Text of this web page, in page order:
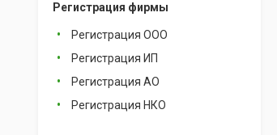
Регистрация фирмы
Регистрация ООО
Регистрация ИП
Регистрация АО
Регистрация НКО